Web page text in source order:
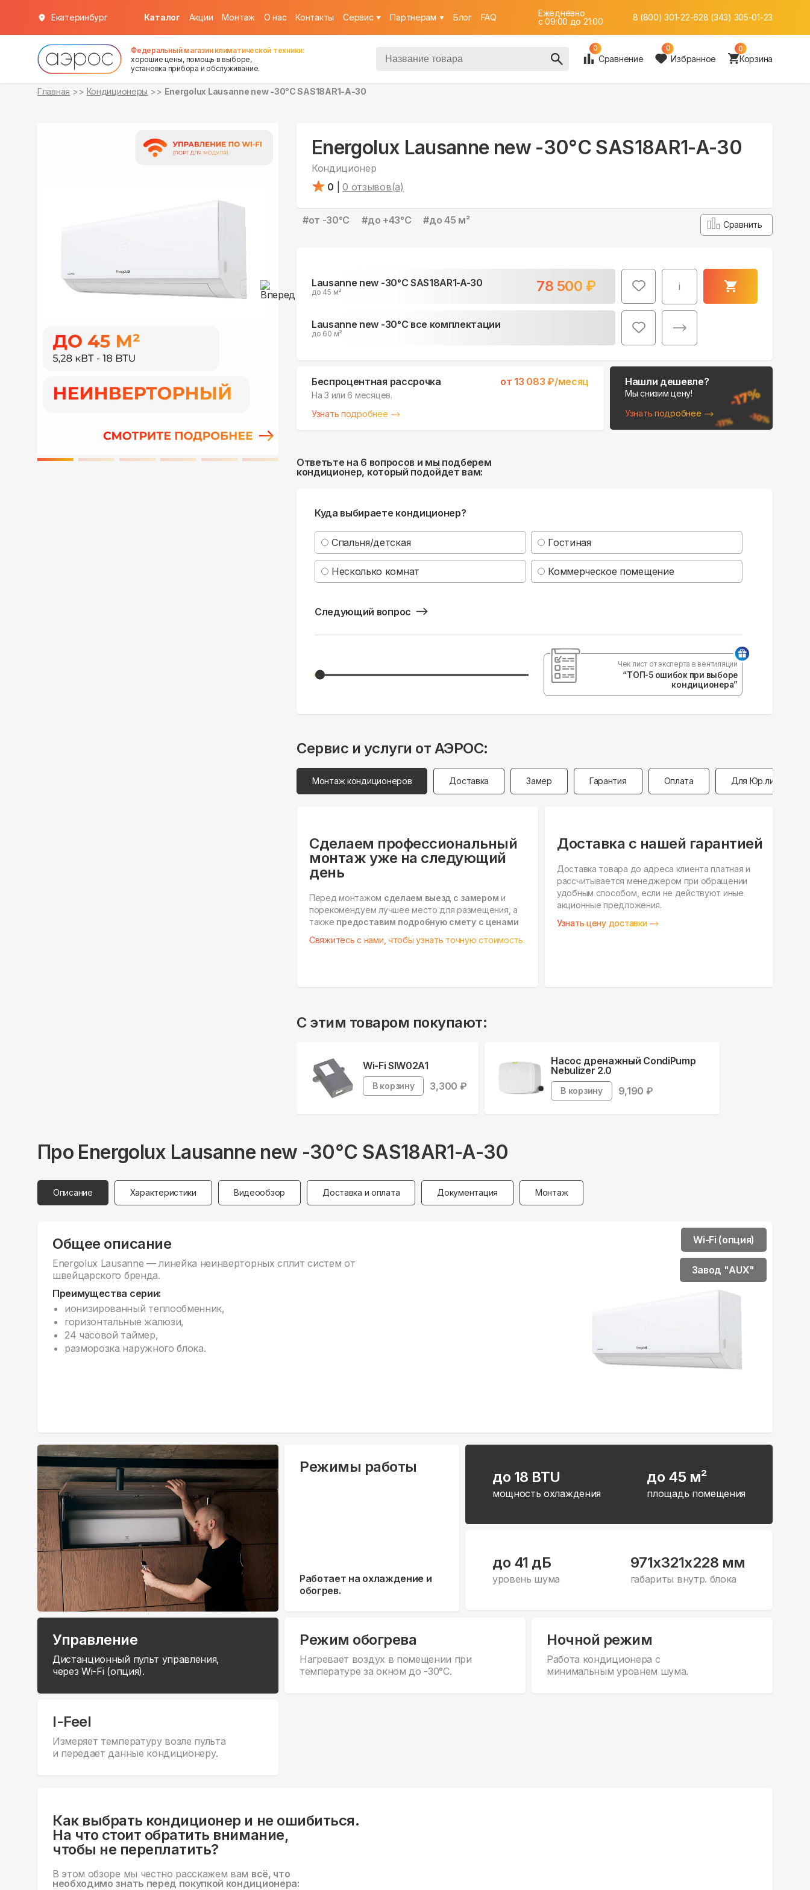
Екатеринбург Каталог Акции Монтаж О нас Контакты Cервис Партнерам Блог FAQ
Ежедневно
c 09:00 до 21:00
8 (800) 301-22-628 (343) 305-01-23
Федеральный магазин климатической техники:
хорошие цены, помощь в выборе,
установка прибора и обслуживание.
0
Сравнение
0
Избранное
0
Корзина
Главная Кондиционеры Energolux Lausanne new -30°С SAS18AR1-A-30
Поможем выбрать
место для монтажа:
В Telegram
Energolux Lausanne new -30°С SAS18AR1-A-30
Кондиционер
0
0 отзывов(а)
#от -30°С #до +43°С #до 45 м² Сравнить
Lausanne new -30°С SAS18AR1-A-30
до 45 м² 78 500 ₽ i
в наличии
Lausanne new -30°С все комплектации
до 60 м²
в наличии
Беспроцентная рассрочка от 13 083 ₽/месяц
На 3 или 6 месяцев.
Узнать подробнее
Нашли дешевле?
Мы снизим цену!
Узнать подробнее
Ответьте на 6 вопросов и мы подберем
кондиционер, который подойдет вам:
Куда выбираете кондиционер?
Спальня/детская Гостиная
Несколько комнат Коммерческое помещение
Следующий вопрос
Чек лист от эксперта в вентиляции
“ТОП-5 ошибок при выборе
кондиционера”
Сервис и услуги от АЭРОС:
Монтаж кондиционеров Доставка Замер Гарантия Оплата Для Юр.лиц
Сделаем профессиональный
монтаж уже на следующий
день
Перед монтажом сделаем выезд с замером и
порекомендуем лучшее место для размещения, а
также предоставим подробную смету с ценами
Свяжитесь с нами, чтобы узнать точную стоимость.
Доставка с нашей гарантией
Доставка товара до адреса клиента платная и
рассчитывается менеджером при обращении
удобным способом, если не действуют иные
акционные предложения.
Узнать цену доставки
С этим товаром покупают:
Wi-Fi SIW02A1
В корзину 3,300 ₽
Насос дренажный CondiPump
Nebulizer 2.0
В корзину 9,190 ₽
Про Energolux Lausanne new -30°С SAS18AR1-A-30
Описание Характеристики Видеообзор Доставка и оплата Документация Монтаж
Общее описание
Energolux Lausanne — линейка неинверторных сплит систем от
швейцарского бренда.
Преимущества серии:
ионизированный теплообменник,
горизонтальные жалюзи,
24 часовой таймер,
разморозка наружного блока.
Wi-Fi (опция)
Завод "AUX"
Режимы работы
Работает на охлаждение и
обогрев.
до 18 BTU
мощность охлаждения
до 45 м²
площадь помещения
до 41 дБ
уровень шума
971x321x228 мм
габариты внутр. блока
Управление
Дистанционный пульт управления,
через Wi-Fi (опция).
Режим обогрева
Нагревает воздух в помещении при
температуре за окном до -30°С.
Ночной режим
Работа кондиционера с
минимальным уровнем шума.
I-Feel
Измеряет температуру возле пульта
и передает данные кондиционеру.
Как выбрать кондиционер и не ошибиться.
На что стоит обратить внимание,
чтобы не переплатить?
В этом обзоре мы честно расскажем вам всё, что
необходимо знать перед покупкой кондиционера: